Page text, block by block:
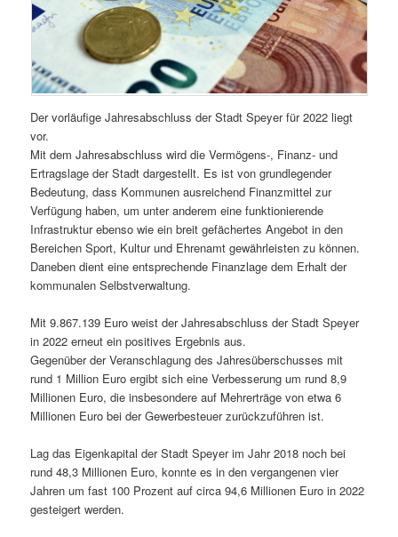
Der vorläufige Jahresabschluss der Stadt Speyer für 2022 liegt
vor.
Mit dem Jahresabschluss wird die Vermögens-, Finanz- und
Ertragslage der Stadt dargestellt. Es ist von grundlegender
Bedeutung, dass Kommunen ausreichend Finanzmittel zur
Verfügung haben, um unter anderem eine funktionierende
Infrastruktur ebenso wie ein breit gefächertes Angebot in den
Bereichen Sport, Kultur und Ehrenamt gewährleisten zu können.
Daneben dient eine entsprechende Finanzlage dem Erhalt der
kommunalen Selbstverwaltung.
Mit 9.867.139 Euro weist der Jahresabschluss der Stadt Speyer
in 2022 erneut ein positives Ergebnis aus.
Gegenüber der Veranschlagung des Jahresüberschusses mit
rund 1 Million Euro ergibt sich eine Verbesserung um rund 8,9
Millionen Euro, die insbesondere auf Mehrerträge von etwa 6
Millionen Euro bei der Gewerbesteuer zurückzuführen ist.
Lag das Eigenkapital der Stadt Speyer im Jahr 2018 noch bei
rund 48,3 Millionen Euro, konnte es in den vergangenen vier
Jahren um fast 100 Prozent auf circa 94,6 Millionen Euro in 2022
gesteigert werden.